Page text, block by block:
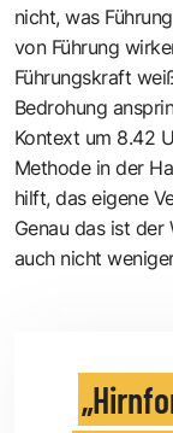
nicht, was
von Führung
Führungskraft
Bedrohung
Kontext um 8.42
Methode in der
hilft, das eigene
Genau das ist der
auch nicht